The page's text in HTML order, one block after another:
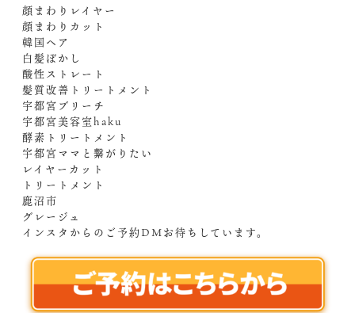
顔まわりレイヤー
顔まわりカット
韓国ヘア
白髪ぼかし
酸性ストレート
髪質改善トリートメント
宇都宮ブリーチ
宇都宮美容室haku
酵素トリートメント
宇都宮ママと繋がりたい
レイヤーカット
トリートメント
鹿沼市
グレージュ
インスタからのご予約DM️お待ちしています。